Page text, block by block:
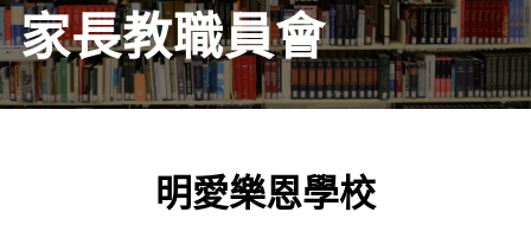
家長教職員會
明愛樂恩學校